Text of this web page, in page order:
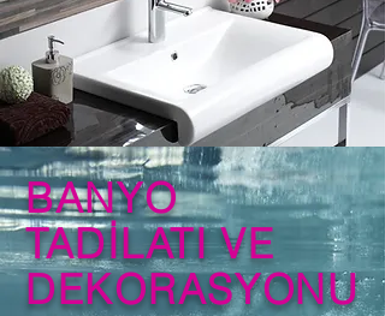
BANYO
TADİLATI VE
DEKORASYONU